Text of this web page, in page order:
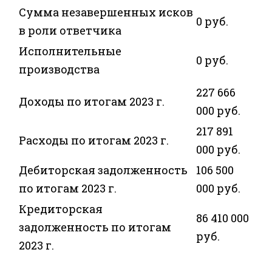
Сумма незавершенных исков
в роли ответчика
0 руб.
Исполнительные
производства
0 руб.
Доходы по итогам 2023 г.
227 666
000 руб.
Расходы по итогам 2023 г.
217 891
000 руб.
Дебиторская задолженность
по итогам 2023 г.
106 500
000 руб.
Кредиторская
задолженность по итогам
2023 г.
86 410 000
руб.